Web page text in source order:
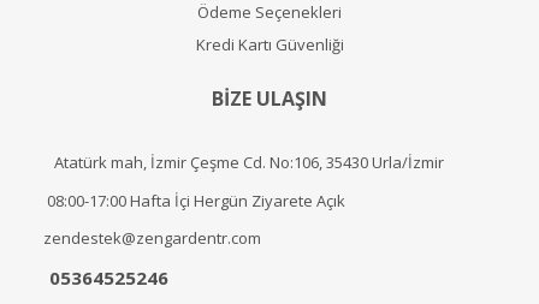
Ödeme Seçenekleri
Kredi Kartı Güvenliği
BİZE ULAŞIN
Atatürk mah, İzmir Çeşme Cd. No:106, 35430 Urla/İzmir
08:00-17:00 Hafta İçi Hergün Ziyarete Açık
zendestek@zengardentr.com
05364525246